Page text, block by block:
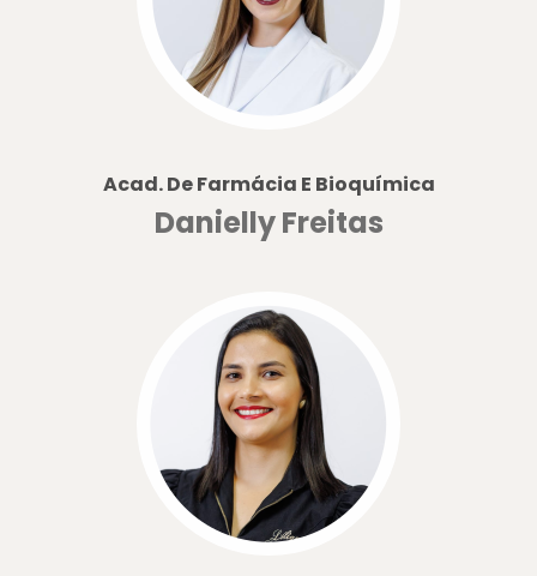
Acad. De Farmácia E Bioquímica
Danielly Freitas